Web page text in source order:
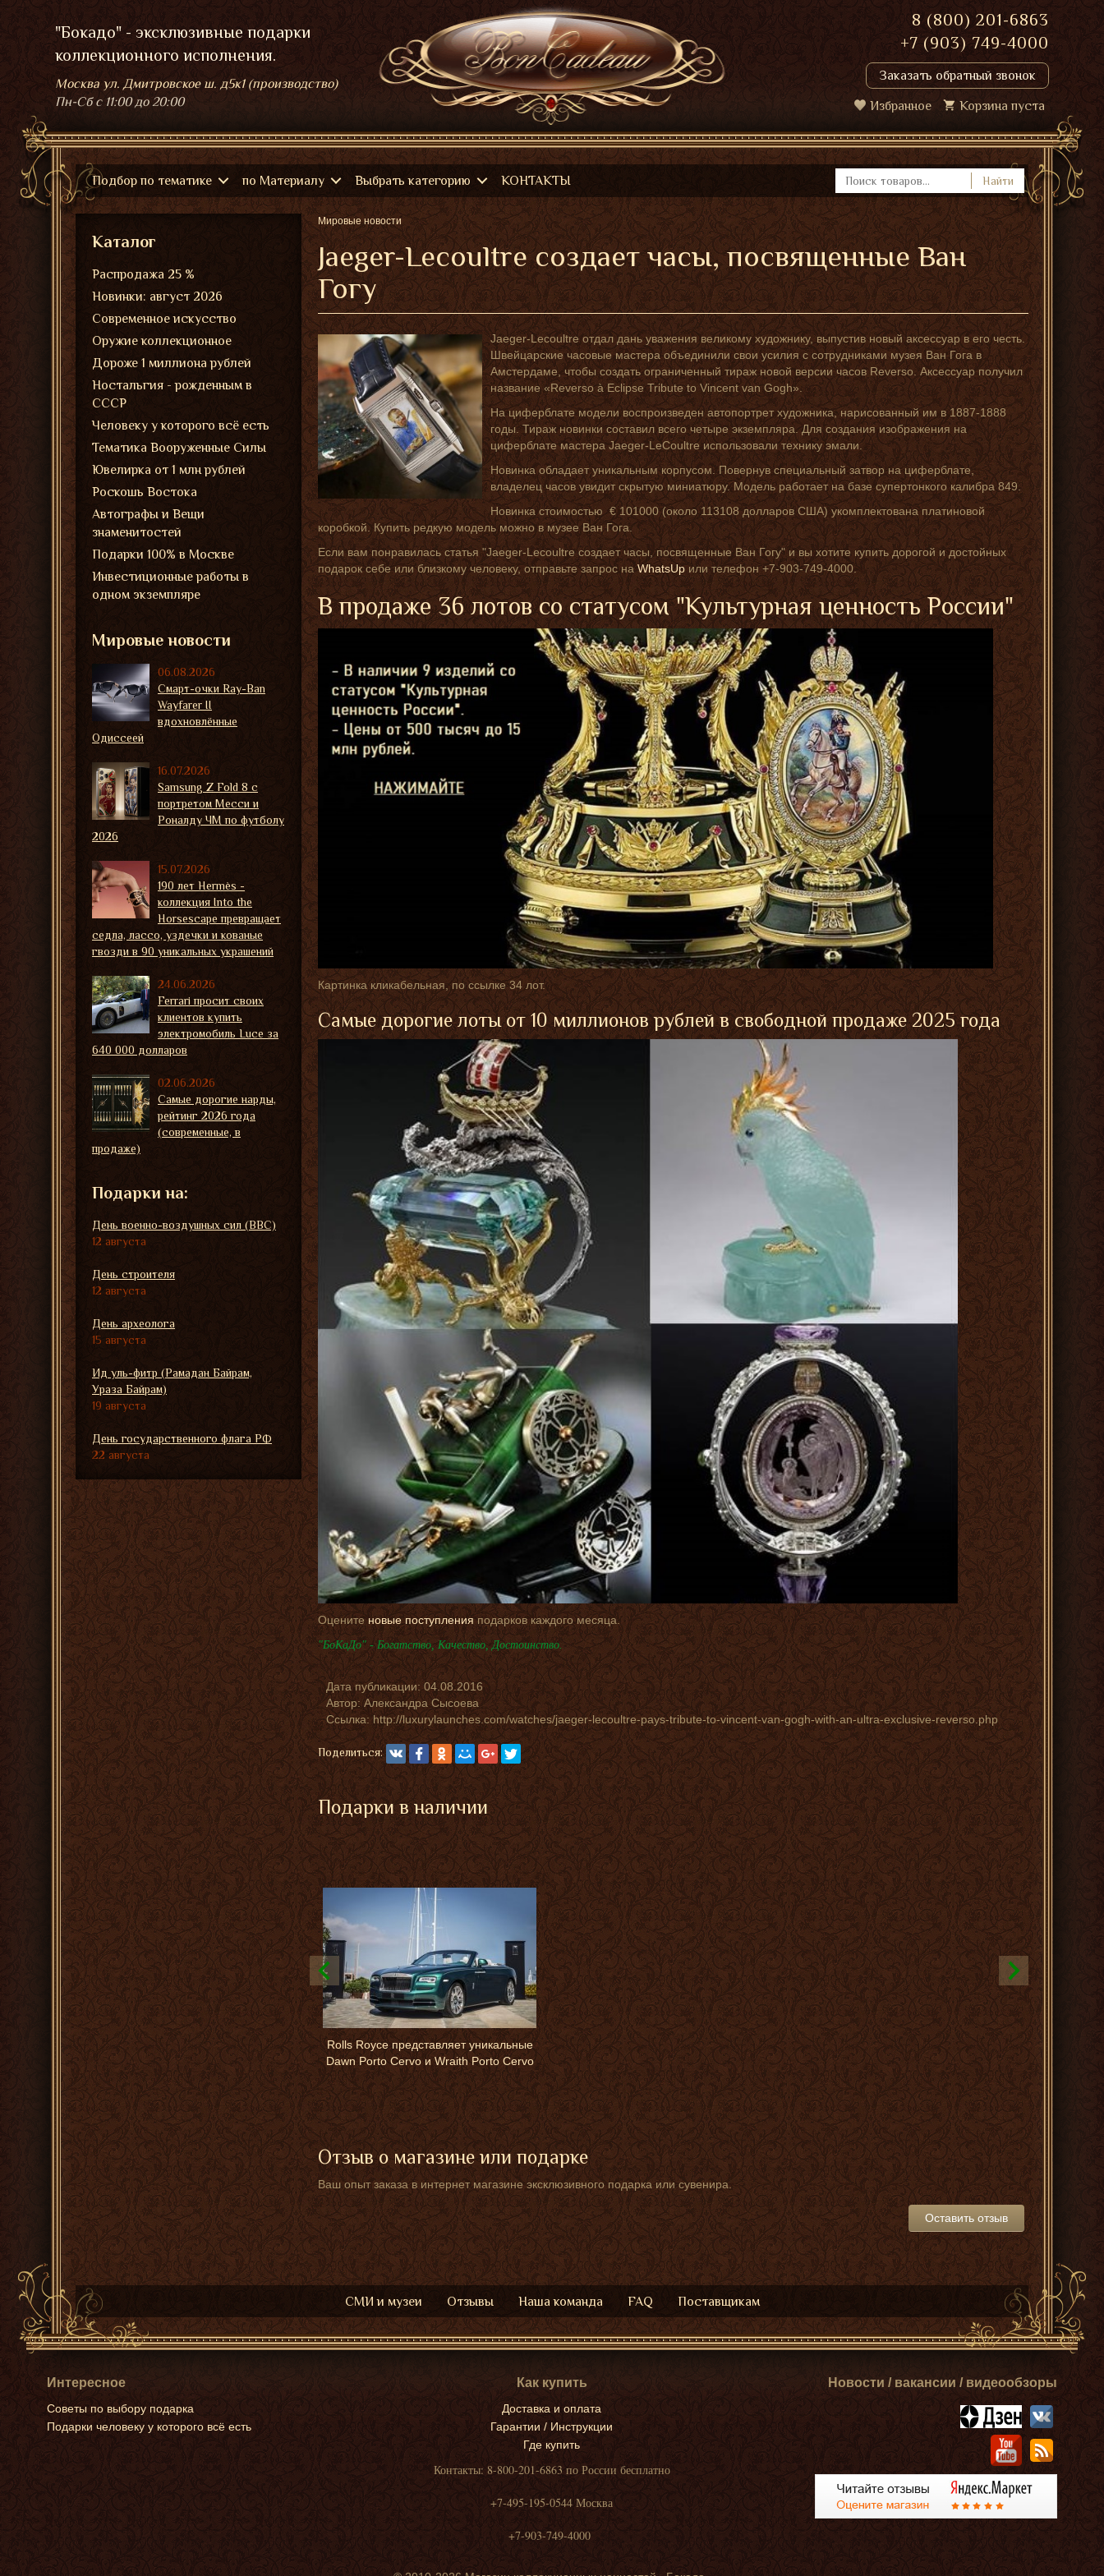
"Бокадо" - эксклюзивные подарки
коллекционного исполнения.
Москва ул. Дмитровское ш. д5к1 (производство)
Пн-Сбс 11:00 до 20:00
8 (800) 201-6863
+7 (903) 749-4000
Заказать обратный звонок
Избранное Корзина пуста
Подбор по тематике по Материалу Выбрать категорию КОНТАКТЫ Найти
Мировые новости
Jaeger-Lecoultre создает часы, посвященные Ван
Гогу
Jaeger-Lecoultre отдал дань уважения великому художнику, выпустив новый аксессуар в его честь.
Швейцарские часовые мастера объединили свои усилия с сотрудниками музея Ван Гога в
Амстердаме, чтобы создать ограниченный тираж новой версии часов Reverso. Аксессуар получил
название «Reverso à Eclipse Tribute to Vincent van Gogh».
На циферблате модели воспроизведен автопортрет художника, нарисованный им в 1887-1888
годы. Тираж новинки составил всего четыре экземпляра. Для создания изображения на
циферблате мастера Jaeger-LeCoultre использовали технику эмали.
Новинка обладает уникальным корпусом. Повернув специальный затвор на циферблате,
владелец часов увидит скрытую миниатюру. Модель работает на базе супертонкого калибра 849.
Новинка стоимостью € 101000 (около 113108 долларов США) укомплектована платиновой
коробкой. Купить редкую модель можно в музее Ван Гога.
Если вам понравилась статья "Jaeger-Lecoultre создает часы, посвященные Ван Гогу" и вы хотите купить дорогой и достойных
подарок себе или близкому человеку, отправьте запрос наWhatsUpили телефон +7-903-749-4000.
В продаже 36 лотов со статусом "Культурная ценность России"
Картинка кликабельная, по ссылке 34 лот.
Самые дорогие лоты от 10 миллионов рублей в свободной продаже 2025 года
Оцените новые поступленияподарков каждого месяца.
"БоКаДо" - Богатство, Качество, Достоинство.
Дата публикации:04.08.2016
Автор:Александра Сысоева
Ссылка: http://luxurylaunches.com/watches/jaeger-lecoultre-pays-tribute-to-vincent-van-gogh-with-an-ultra-exclusive-reverso.php
Поделиться:
Подарки в наличии
Rolls Royce представляет уникальные
Dawn Porto Cervo и Wraith Porto Cervo
Отзыв о магазине или подарке
Ваш опыт заказа в интернет магазине эксклюзивного подарка или сувенира.
Оставить отзыв
Каталог
Распродажа 25 %
Новинки: август 2026
Современное искусство
Оружие коллекционное
Дороже 1 миллиона рублей
Ностальгия - рожденным в
СССР
Человеку у которого всё есть
Тематика Вооруженные Силы
Ювелирка от 1 млн рублей
Роскошь Востока
Автографы и Вещи
знаменитостей
Подарки 100% в Москве
Инвестиционные работы в
одном экземпляре
Мировые новости
06.08.2026
Смарт-очки Ray-Ban
Wayfarer II
вдохновлённые
Одиссеей
16.07.2026
Samsung Z Fold 8 с
портретом Месси и
Роналду ЧМ по футболу
2026
15.07.2026
190 лет Hermès -
коллекция Into the
Horsescape превращает
седла, лассо, уздечки и кованые
гвозди в 90 уникальных украшений
24.06.2026
Ferrari просит своих
клиентов купить
электромобиль Luce за
640 000 долларов
02.06.2026
Самые дорогие нарды,
рейтинг 2026 года
(современные, в
продаже)
Подарки на:
День военно-воздушных сил (ВВС)
12 августа
День строителя
12 августа
День археолога
15 августа
Ид уль-фитр (Рамадан Байрам,
Ураза Байрам)
19 августа
День государственного флага РФ
22 августа
СМИ и музеи Отзывы Наша команда FAQ Поставщикам
Интересное
Советы по выбору подарка
Подарки человеку у которого всё есть
Как купить
Доставка и оплата
Гарантии / Инструкции
Где купить
Контакты: 8-800-201-6863 по России бесплатно
+7-495-195-0544 Москва
+7-903-749-4000
Новости / вакансии / видеообзоры